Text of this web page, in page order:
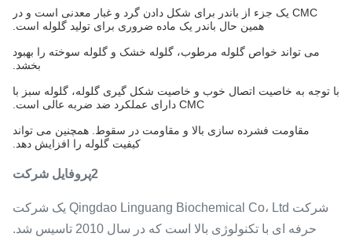
CMC یک جزء از باندر برای شکل دادن گرد و غبار معدنی است و در
همین حال باندر یک ماده ضروری برای تولید گلوله است.
می تواند خواص گلوله مرطوب، گلوله خشک و گلوله سوخته را بهبود
بخشد.
با توجه به خاصیت اتصال خوب و خاصیت شکل گیری گلوله، گلوله سبز با
CMC دارای عملکرد ضد ضربه عالی است.
مقاومت فشرده سازی بالا و مقاومت در سقوط. همچنین می تواند
کیفیت گلوله را افزایش دهد.
2پروفایل شرکت
شرکت Qingdao Linguang Biochemical Co، Ltd یک شرکت
حرفه ای با تکنولوژی بالا است که در سال 2010 تاسیس شد.